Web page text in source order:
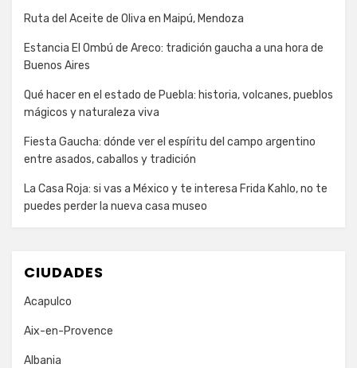
Ruta del Aceite de Oliva en Maipú, Mendoza
Estancia El Ombú de Areco: tradición gaucha a una hora de
Buenos Aires
Qué hacer en el estado de Puebla: historia, volcanes, pueblos
mágicos y naturaleza viva
Fiesta Gaucha: dónde ver el espíritu del campo argentino
entre asados, caballos y tradición
La Casa Roja: si vas a México y te interesa Frida Kahlo, no te
puedes perder la nueva casa museo
CIUDADES
Acapulco
Aix-en-Provence
Albania